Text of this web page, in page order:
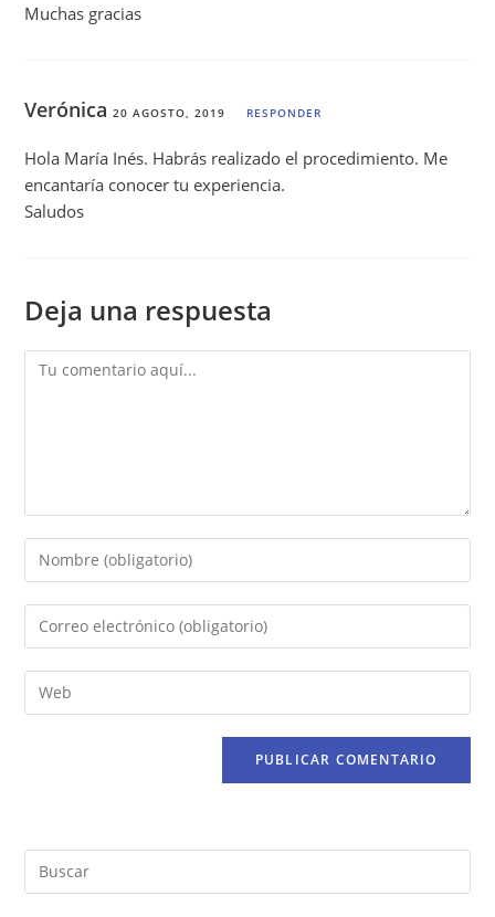
Muchas gracias
Verónica20 AGOSTO, 2019 RESPONDER
Hola María Inés. Habrás realizado el procedimiento. Me
encantaría conocer tu experiencia.
Saludos
Deja una respuesta